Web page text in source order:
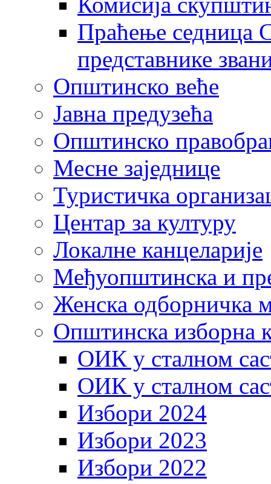
Праћење седница
представнике
Општинско веће
Јавна предузећа
Општинско
Месне заједнице
Туристичка
Центaр за културу
Локалне канцеларије
Међуопштинска и
Женска одборничка
Општинска изборна
ОИК у сталном
ОИК у сталном
Избори 2024
Избори 2023
Избори 2022